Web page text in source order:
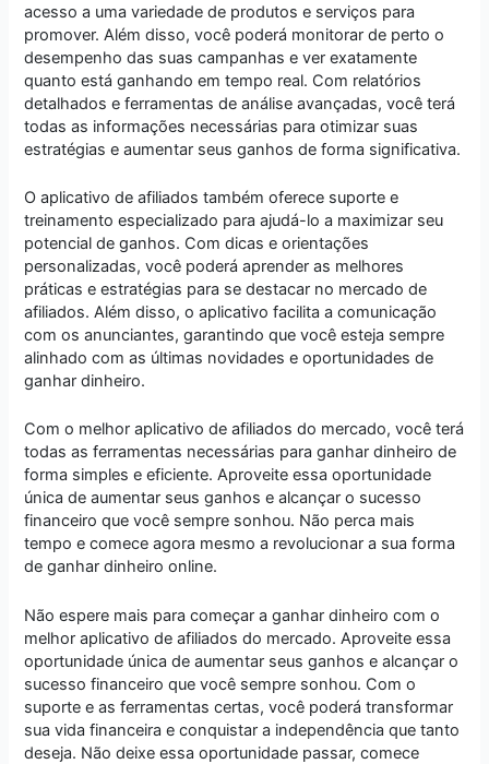
acesso a uma variedade de produtos e serviços para
promover. Além disso, você poderá monitorar de perto o
desempenho das suas campanhas e ver exatamente
quanto está ganhando em tempo real. Com relatórios
detalhados e ferramentas de análise avançadas, você terá
todas as informações necessárias para otimizar suas
estratégias e aumentar seus ganhos de forma significativa.
O aplicativo de afiliados também oferece suporte e
treinamento especializado para ajudá-lo a maximizar seu
potencial de ganhos. Com dicas e orientações
personalizadas, você poderá aprender as melhores
práticas e estratégias para se destacar no mercado de
afiliados. Além disso, o aplicativo facilita a comunicação
com os anunciantes, garantindo que você esteja sempre
alinhado com as últimas novidades e oportunidades de
ganhar dinheiro.
Com o melhor aplicativo de afiliados do mercado, você terá
todas as ferramentas necessárias para ganhar dinheiro de
forma simples e eficiente. Aproveite essa oportunidade
única de aumentar seus ganhos e alcançar o sucesso
financeiro que você sempre sonhou. Não perca mais
tempo e comece agora mesmo a revolucionar a sua forma
de ganhar dinheiro online.
Não espere mais para começar a ganhar dinheiro com o
melhor aplicativo de afiliados do mercado. Aproveite essa
oportunidade única de aumentar seus ganhos e alcançar o
sucesso financeiro que você sempre sonhou. Com o
suporte e as ferramentas certas, você poderá transformar
sua vida financeira e conquistar a independência que tanto
deseja. Não deixe essa oportunidade passar, comece